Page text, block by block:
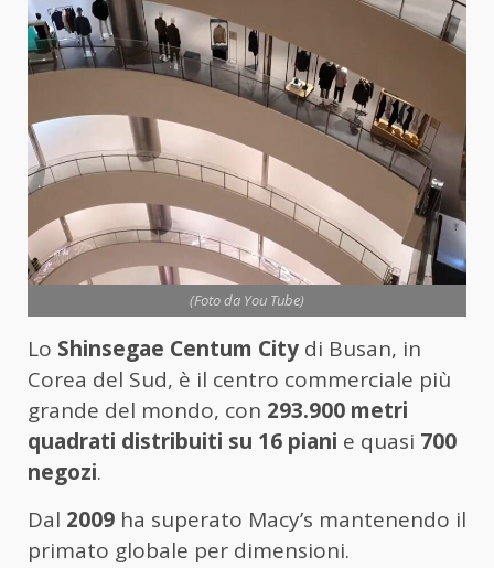
(Foto da You Tube)
Lo Shinsegae Centum City di Busan, in
Corea del Sud, è il centro commerciale più
grande del mondo, con 293.900 metri
quadrati distribuiti su 16 piani e quasi 700
negozi.
Dal 2009 ha superato Macy’s mantenendo il
primato globale per dimensioni.